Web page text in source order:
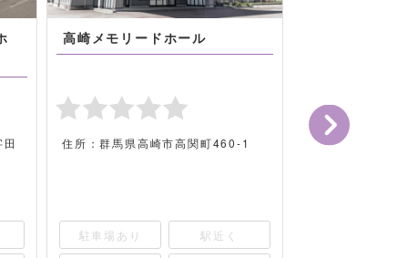
高崎メモリードホール
住所：群馬県高崎市高関町460-1
駐車場あり 駅近く
住所：群馬県甘